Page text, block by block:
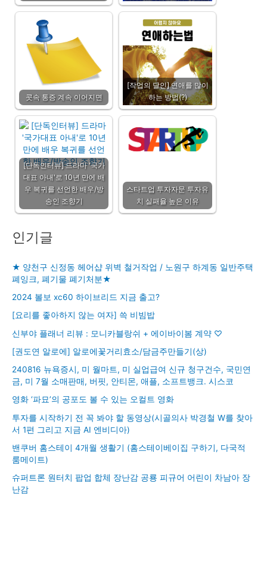
콧속 통증 계속 이어지면
[작업의 달인] 연애를 많이
하는 방법(?)
[단독인터뷰] 드라마 '국가
대표 아내'로 10년 만에 배
우 복귀를 선언한 배우/방
송인 조향기
스타트업 투자자문 투자유
치 실패율 높은 이유
인기글
★ 양천구 신정동 헤어샵 위벽 철거작업 / 노원구 하계동 일반주택
폐잉크, 폐기물 폐기처분★
2024 볼보 xc60 하이브리드 지금 출고?
[요리를 좋아하지 않는 여자] 쓱 비빔밥
신부야 플래너 리뷰 : 모니카블랑쉬 + 에이바이봄 계약 ♡
[권도연 알로에] 알로에꽃거리효소/담금주만들기(상)
240816 뉴욕증시, 미 월마트, 미 실업급여 신규 청구건수, 국민연
금, 미 7월 소매판매, 버핏, 안티몬, 애플, 소프트뱅크. 시스코
영화 ‘파묘’의 공포도 볼 수 있는 오컬트 영화
투자를 시작하기 전 꼭 봐야 할 동영상(시골의사 박경철 W를 찾아
서 1편 그리고 지금 AI 엔비디아)
밴쿠버 홈스테이 4개월 생활기 (홈스테이베이집 구하기, 다국적
룸메이트)
슈퍼트론 원터치 팝업 합체 장난감 공룡 피규어 어린이 차남아 장
난감